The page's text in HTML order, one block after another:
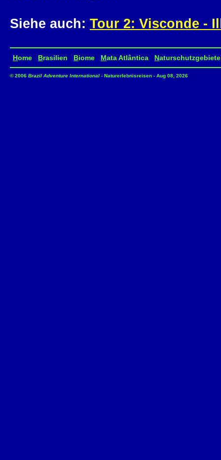
Siehe auch: Tour 2: Visconde -
Home Brasilien Biome Mata Atlântica Naturschutzgebiete
© 2006 Brazil Adventure International - Naturerlebnisreisen - Aug 08, 2026